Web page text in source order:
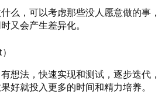
么，可以考虑那些没人愿意做的事，
又会产生差异化。
想法，快速实现和测试，逐步迭代，
好就投入更多的时间和精力培养。